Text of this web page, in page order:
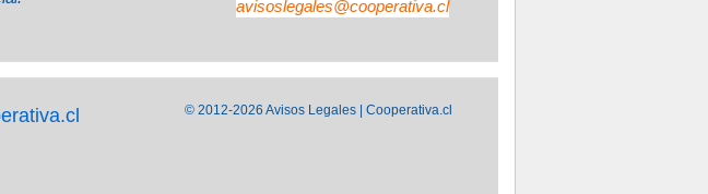
avisoslegales@cooperativa.cl
© 2012-2026 Avisos Legales | Cooperativa.cl